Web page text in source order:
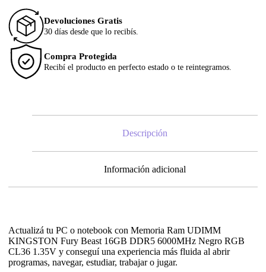
Devoluciones Gratis
30 días desde que lo recibís.
Compra Protegida
Recibí el producto en perfecto estado o te reintegramos.
Descripción
Información adicional
Actualizá tu PC o notebook con Memoria Ram UDIMM
KINGSTON Fury Beast 16GB DDR5 6000MHz Negro RGB
CL36 1.35V y conseguí una experiencia más fluida al abrir
programas, navegar, estudiar, trabajar o jugar.